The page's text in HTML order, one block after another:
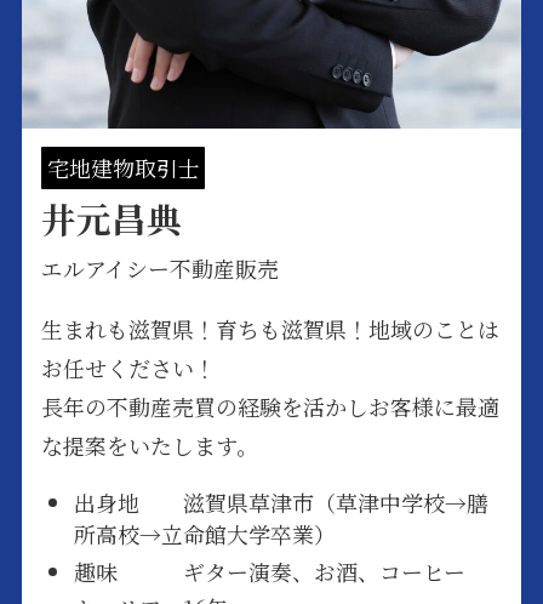
宅地建物取引士
井元昌典
エルアイシー不動産販売
生まれも滋賀県！育ちも滋賀県！地域のことは
お任せください！
長年の不動産売買の経験を活かしお客様に最適
な提案をいたします。
出身地 滋賀県草津市（草津中学校→膳
所高校→立命館大学卒業）
趣味 ギター演奏、お酒、コーヒー